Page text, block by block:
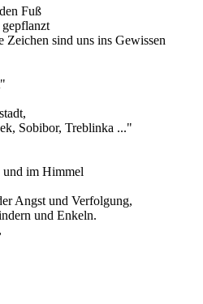
Fuß
gepflanzt
Zeichen sind uns ins Gewissen
Sobibor, Treblinka ..."
und im Himmel
Angst und Verfolgung,
und Enkeln.